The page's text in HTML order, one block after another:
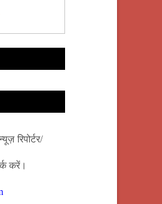
रिपोर्टर/
करें।